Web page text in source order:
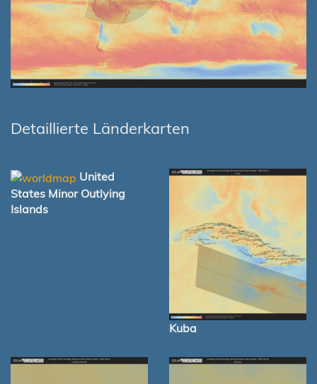
Detaillierte Länderkarten
United
States Minor Outlying
Islands
Kuba